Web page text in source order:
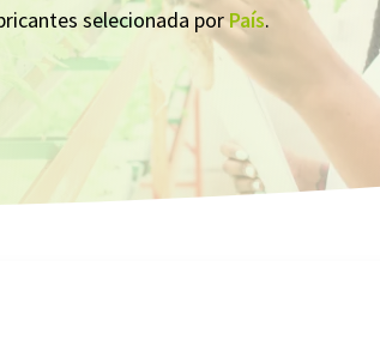
selecionada porPaís.